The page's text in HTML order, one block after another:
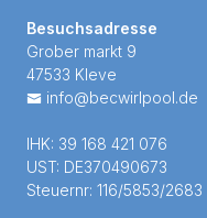
Besuchsadresse
Grober markt 9
47533 Kleve
info@becwirlpool.de
IHK: 39 168 421 076
UST: DE370490673
Steuernr: 116/5853/2683